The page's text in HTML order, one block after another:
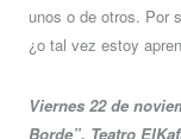
unos o de otros. Por
¿o tal vez estoy
Viernes 22 de
Borde”. Teatro